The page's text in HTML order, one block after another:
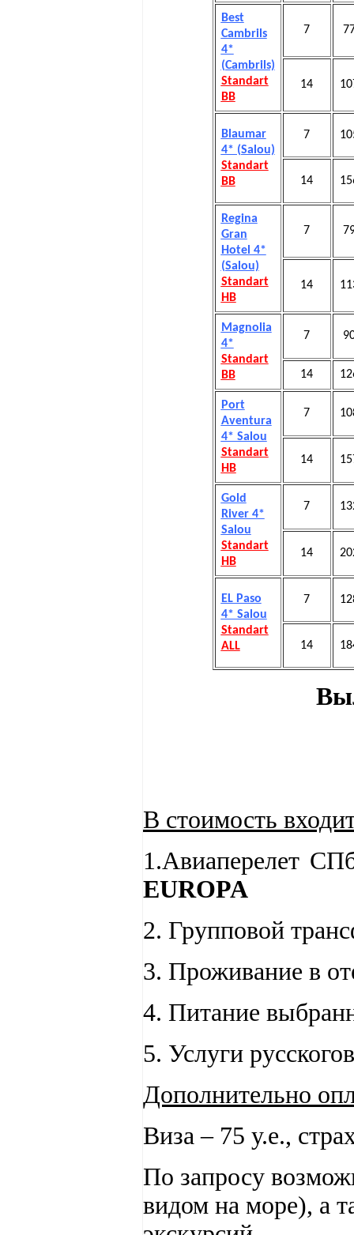
Best
Cambrils
4*
(Cambrils)
Standart
BB
7
14
Blaumar
4* (Salou)
Standart
BB
7
14
Regina
Gran
Hotel 4*
(Salou)
Standart
HB
7
14
Magnolia
4*
Standart
BB
7
14
Port
Aventura
4* Salou
Standart
НВ
7
14
Gold
River 4*
Salou
Standart
HB
7
14
EL Paso
4* Salou
Standart
ALL
7
14
В стоимость
1.Авиаперелет
EUROPA
2. Групповой
3. Проживание в
4. Питание
5. Услуги
Дополнительно
Виза – 75 у.е.,
По запросу
видом на море), а